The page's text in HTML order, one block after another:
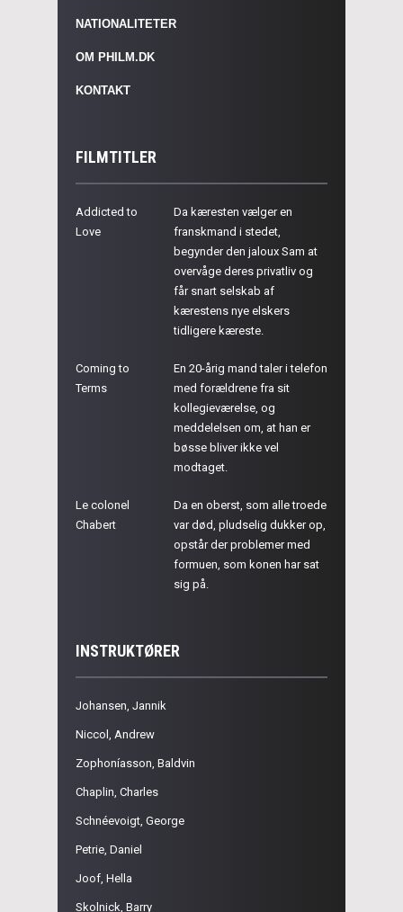
NATIONALITETER
OM PHILM.DK
KONTAKT
FILMTITLER
Addicted to
Love
Da kæresten vælger en
franskmand i stedet,
begynder den jaloux Sam at
overvåge deres privatliv og
får snart selskab af
kærestens nye elskers
tidligere kæreste.
Coming to
Terms
En 20-årig mand taler i telefon
med forældrene fra sit
kollegieværelse, og
meddelelsen om, at han er
bøsse bliver ikke vel
modtaget.
Le colonel
Chabert
Da en oberst, som alle troede
var død, pludselig dukker op,
opstår der problemer med
formuen, som konen har sat
sig på.
INSTRUKTØRER
Johansen, Jannik
Niccol, Andrew
Zophoníasson, Baldvin
Chaplin, Charles
Schnéevoigt, George
Petrie, Daniel
Joof, Hella
Skolnick, Barry